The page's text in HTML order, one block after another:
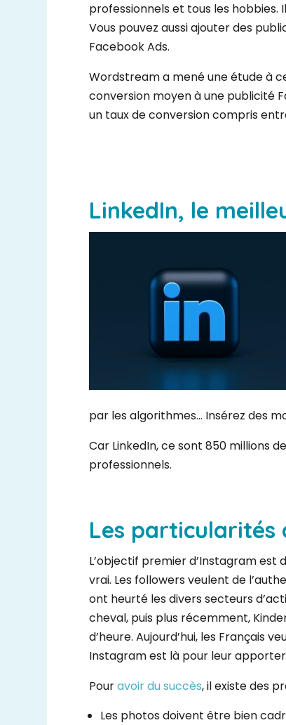
professionnels et tous les hobbies.
Vous pouvez aussi ajouter des
Facebook Ads.
Wordstream a mené une étude à
conversion moyen à une publicité
un taux de conversion compris
LinkedIn, le
par les algorithmes… Insérez des
Car LinkedIn, ce sont 850 millions
professionnels.
Les particularités
L’objectif premier d’Instagram
vrai. Les followers veulent de
ont heurté les divers secteurs
cheval, puis plus récemment,
d’heure. Aujourd’hui, les Français
Instagram est là pour leur
Pouravoir du succès, il existe des
Les photos doivent être bien